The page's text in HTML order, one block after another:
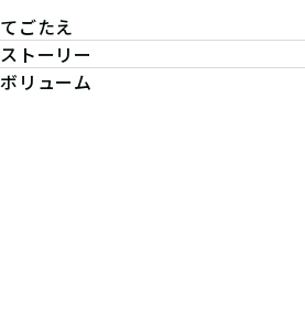
てごたえ
ストーリー
ボリューム